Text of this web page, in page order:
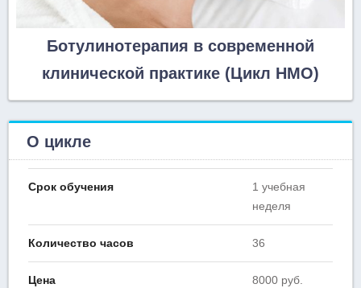
Ботулинотерапия в современной
клинической практике (Цикл НМО)
О цикле
Срок обучения
1 учебная
неделя
Количество часов 36
Цена 8000 руб.